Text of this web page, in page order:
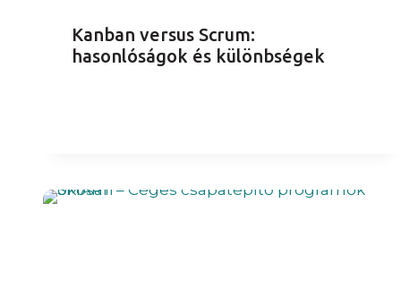
Kanban versus Scrum:
hasonlóságok és különbségek